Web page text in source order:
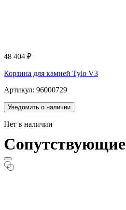
48 404 ₽
Корзина для камней Tylo V3
Артикул: 96000729
Уведомить о наличии
Нет в наличии
Сопутствующие